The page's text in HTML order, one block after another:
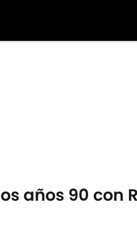
años 90 con